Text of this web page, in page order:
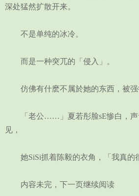
深处猛然扩散开来。
不是单纯的冰冷。
而是一种突兀的「侵入」。
仿佛有什麽不属於她的东西，被强
「老公……」夏若彤脸sE惨白，声
见，
她SiSi抓着陈毅的衣角，「我真的
内容未完，下一页继续阅读